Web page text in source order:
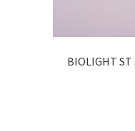
BIOLIGHT